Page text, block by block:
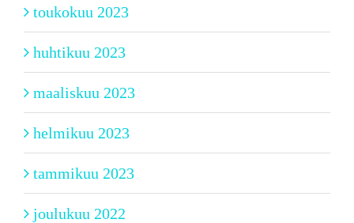
toukokuu 2023
huhtikuu 2023
maaliskuu 2023
helmikuu 2023
tammikuu 2023
joulukuu 2022